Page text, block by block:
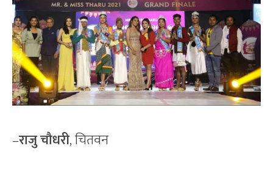
–राजु चौधरी, चितवन